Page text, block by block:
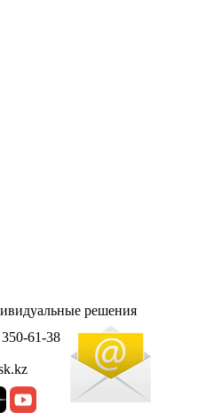
решения
61-38